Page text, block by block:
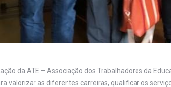
da ATE – Associação dos Trabalhadores da
valorizar as diferentes carreiras, qualificar os